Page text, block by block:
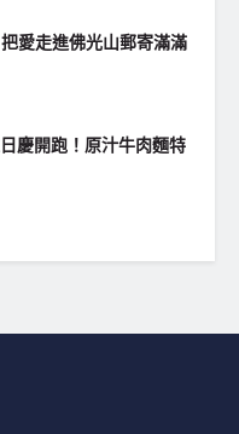
愛走進佛光山郵寄滿滿
慶開跑！原汁牛肉麵特